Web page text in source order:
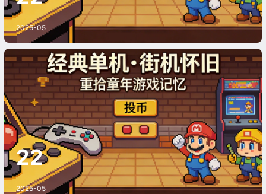
2025-05
《街头霸王2：降龙加强版》游戏截图
22
2025-05